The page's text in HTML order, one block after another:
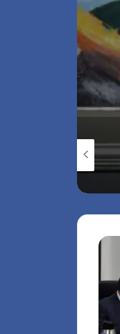
18 ديسمبر، 2022